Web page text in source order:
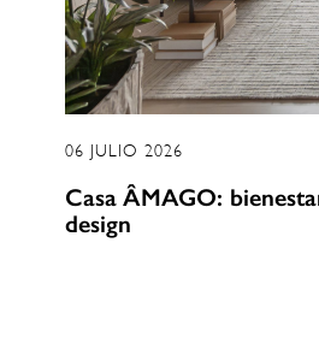
06 JULIO 2026
Casa ÂMAGO:
design